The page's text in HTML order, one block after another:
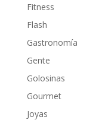
Fitness
Flash
Gastronomía
Gente
Golosinas
Gourmet
Joyas